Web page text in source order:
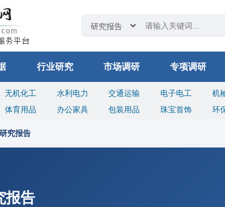
行业研究 市场调研 专项调研
无机化工 水利电力 交通运输 电子电工 机
体育用品 办公家具 包装用品 珠宝首饰 环
究报告
报告